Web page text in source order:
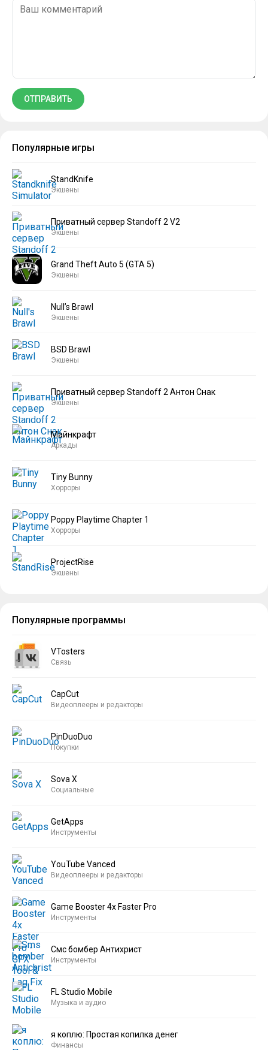
Популярные игры
StandKnife
Экшены
Приватный сервер Standoff 2 V2
Экшены
Grand Theft Auto 5 (GTA 5)
Экшены
Null’s Brawl
Экшены
BSD Brawl
Экшены
Приватный сервер Standoff 2 Антон Снак
Экшены
Майнкрафт
Аркады
Tiny Bunny
Хорроры
Poppy Playtime Chapter 1
Хорроры
ProjectRise
Экшены
Популярные программы
VTosters
Связь
CapCut
Видеоплееры и редакторы
PinDuoDuo
Покупки
Sova X
Социальные
GetApps
Инструменты
YouTube Vanced
Видеоплееры и редакторы
Game Booster 4x Faster Pro
Инструменты
Смс бомбер Антихрист
Инструменты
FL Studio Mobile
Музыка и аудио
я коплю: Простая копилка денег
Финансы